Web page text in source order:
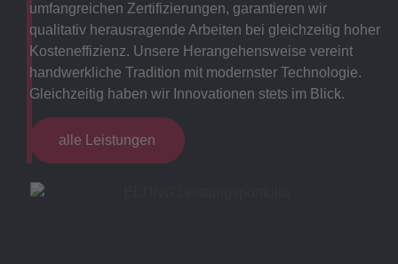
umfangreichen Zertifizierungen, garantieren wir
qualitativ herausragende Arbeiten bei gleichzeitig hoher
Kosteneffizienz. Unsere Herangehensweise vereint
handwerkliche Tradition mit modernster Technologie.
Gleichzeitig haben wir Innovationen stets im Blick.
alle Leistungen